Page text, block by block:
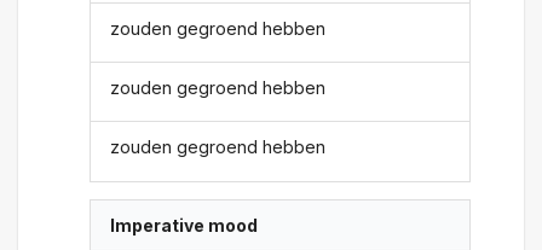
zouden gegroend hebben
zouden gegroend hebben
zouden gegroend hebben
Imperative mood